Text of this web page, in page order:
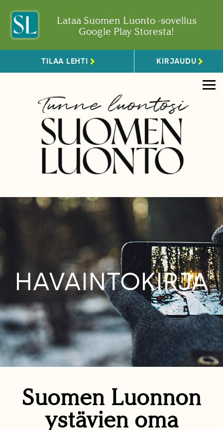
Lataa Suomen Luonto -sovellus
Google Play Storesta!
TILAA LEHTI KIRJAUDU
HAVAINTOKIRJA
Suomen Luonnon
ystävien oma